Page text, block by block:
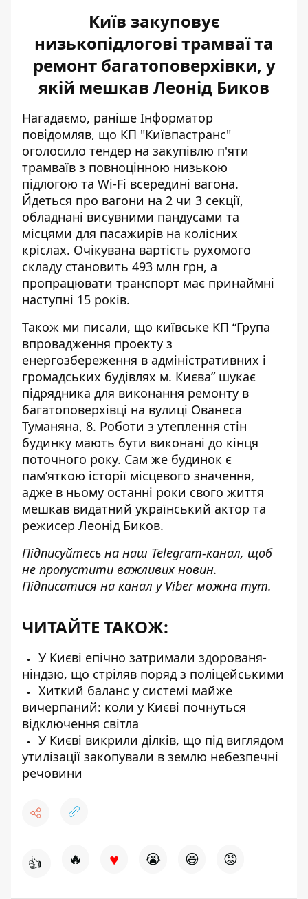
Київ закуповує
низькопідлогові трамваї та
ремонт багатоповерхівки, у
якій мешкав Леонід Биков
Нагадаємо, раніше Інформатор
повідомляв, що КП "Київпастранс"
оголосило тендер на закупівлю п'яти
трамваїв з повноцінною низькою
підлогою та Wi-Fi всередині вагона.
Йдеться про вагони на 2 чи 3 секції,
обладнані висувними пандусами та
місцями для пасажирів на колісних
кріслах. Очікувана вартість рухомого
складу становить 493 млн грн, а
пропрацювати транспорт має принаймні
наступні 15 років.
Також ми писали, що київське КП “Група
впровадження проекту з
енергозбереження в адміністративних і
громадських будівлях м. Києва” шукає
підрядника для виконання ремонту в
багатоповерхівці на вулиці Ованеса
Туманяна, 8. Роботи з утеплення стін
будинку мають бути виконані до кінця
поточного року. Сам же будинок є
пам’яткою історії місцевого значення,
адже в ньому останні роки свого життя
мешкав видатний український актор та
режисер Леонід Биков.
Підписуйтесь на наш Telegram-канал, щоб
не пропустити важливих новин.
Підписатися на канал у Viber можна тут.
ЧИТАЙТЕ ТАКОЖ:
У Києві епічно затримали здорованя-
ніндзю, що стріляв поряд з поліцейськими
Хиткий баланс у системі майже
вичерпаний: коли у Києві почнуться
відключення світла
У Києві викрили ділків, що під виглядом
утилізації закопували в землю небезпечні
речовини
👍 🔥 ♥ 😭 😆 😡